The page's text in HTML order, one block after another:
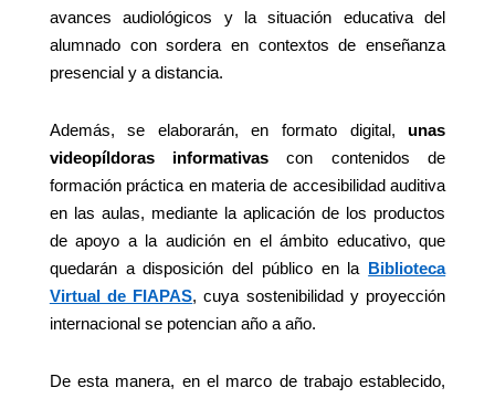
avances audiológicos y la situación educativa del
alumnado con sordera en contextos de enseñanza
presencial y a distancia.
Además, se elaborarán, en formato digital, unas
videopíldoras informativas
con contenidos de
formación práctica en materia de accesibilidad auditiva
en las aulas, mediante la aplicación de los productos
de apoyo a la audición en el ámbito educativo, que
quedarán a disposición del público en la
Biblioteca
Virtual de FIAPAS, cuya sostenibilidad y proyección
internacional se potencian año a año.
De esta manera, en el marco de trabajo establecido,